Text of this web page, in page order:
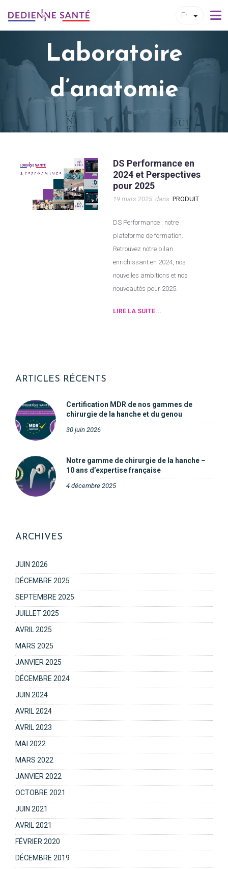
Fr
Laboratoire
d’anatomie
DS Performance en
2024 et Perspectives
pour 2025
19 mars 2025 dans PRODUIT
DS Performance : notre
plateforme de formation.
Retrouvez notre bilan
enrichissant en 2024, nos
nouvelles ambitions et nos
nouveautés pour 2025.
LIRE LA SUITE...
ARTICLES RÉCENTS
Certification MDR de nos gammes de
chirurgie de la hanche et du genou
30 juin 2026
Notre gamme de chirurgie de la hanche –
10 ans d’expertise française
4 décembre 2025
ARCHIVES
JUIN 2026
DÉCEMBRE 2025
SEPTEMBRE 2025
JUILLET 2025
AVRIL 2025
MARS 2025
JANVIER 2025
DÉCEMBRE 2024
JUIN 2024
AVRIL 2024
AVRIL 2023
MAI 2022
MARS 2022
JANVIER 2022
OCTOBRE 2021
JUIN 2021
AVRIL 2021
FÉVRIER 2020
DÉCEMBRE 2019